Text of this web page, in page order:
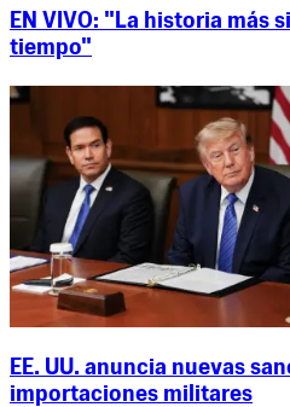
EN VIVO: "La historia más
tiempo"
EE. UU. anuncia nuevas
importaciones militares